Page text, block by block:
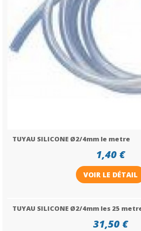
TUYAU SILICONE Ø2/4mm le metre
1,40 €
VOIR LE DÉTAIL
TUYAU SILICONE Ø2/4mm les 25
31,50 €